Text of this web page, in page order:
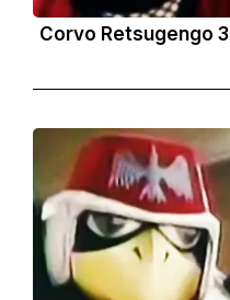
Corvo Retsugengo 3